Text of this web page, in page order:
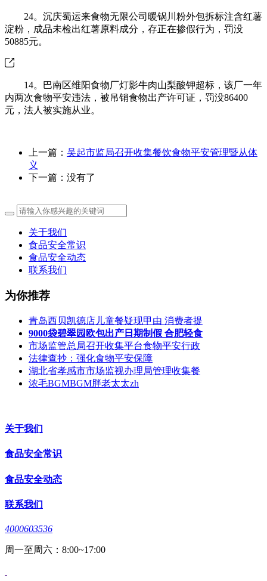
24。沉庆蜀运来食物无限公司暖锅川粉外包拆标注含红薯
淀粉，成品未检出红薯原料成分，存正在掺假行为，罚没
50885元。
14。巴南区维阳食物厂灯影牛肉山梨酸钾超标，该厂一年
内两次食物平安违法，被吊销食物出产许可证，罚没86400
元，法人被实施从业。
上一篇： 吴起市监局召开收集餐饮食物平安管理暨从体
义
下一篇：没有了
关于我们
食品安全常识
食品安全动态
联系我们
为你推荐
青岛西贝凯德店儿童餐疑现甲由 消费者提
9000袋碧翠园欧包出产日期制假 合肥轻食
市场监管总局召开收集平台食物平安行政
法律查抄：强化食物平安保障
湖北省孝感市市场监视办理局管理收集餐
浓毛BGMBGM胖老太太zh
关于我们
食品安全常识
食品安全动态
联系我们
4000603536
周一至周六：8:00~17:00